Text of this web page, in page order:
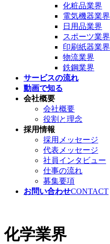
化粧品業界
電気機器業界
日用品業界
スポーツ業界
印刷紙器業界
物流業界
鉄鋼業界
サービスの流れ
動画で知る
会社概要
会社概要
役割と理念
採用情報
採用メッセージ
代表メッセージ
社員インタビュー
仕事の流れ
募集要項
お問い合わせCONTACT
化学業界